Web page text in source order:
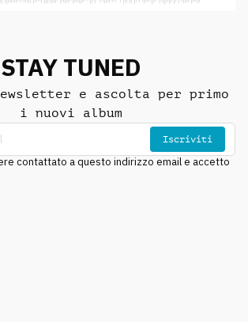
STAY TUNED
e ascolta per primo
i nuovi album
Iscriviti
contattato a questo indirizzo email e accetto